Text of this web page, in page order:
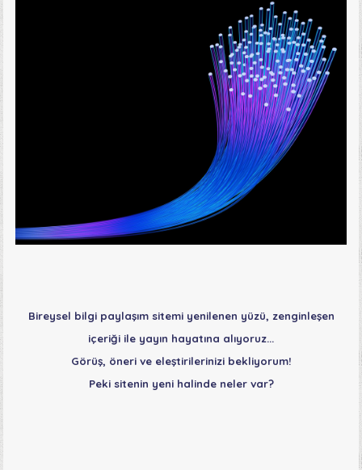
Bireysel bilgi paylaşım sitemi yenilenen yüzü, zenginleşen
içeriği ile yayın hayatına alıyoruz...
Görüş, öneri ve eleştirilerinizi bekliyorum!
Peki sitenin yeni halinde neler var?